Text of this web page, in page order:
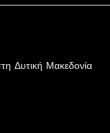
Δυτική Μακεδονία